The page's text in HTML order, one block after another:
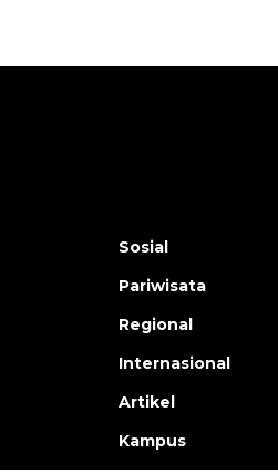
Sosial
Pariwisata
Regional
Internasional
Artikel
Kampus